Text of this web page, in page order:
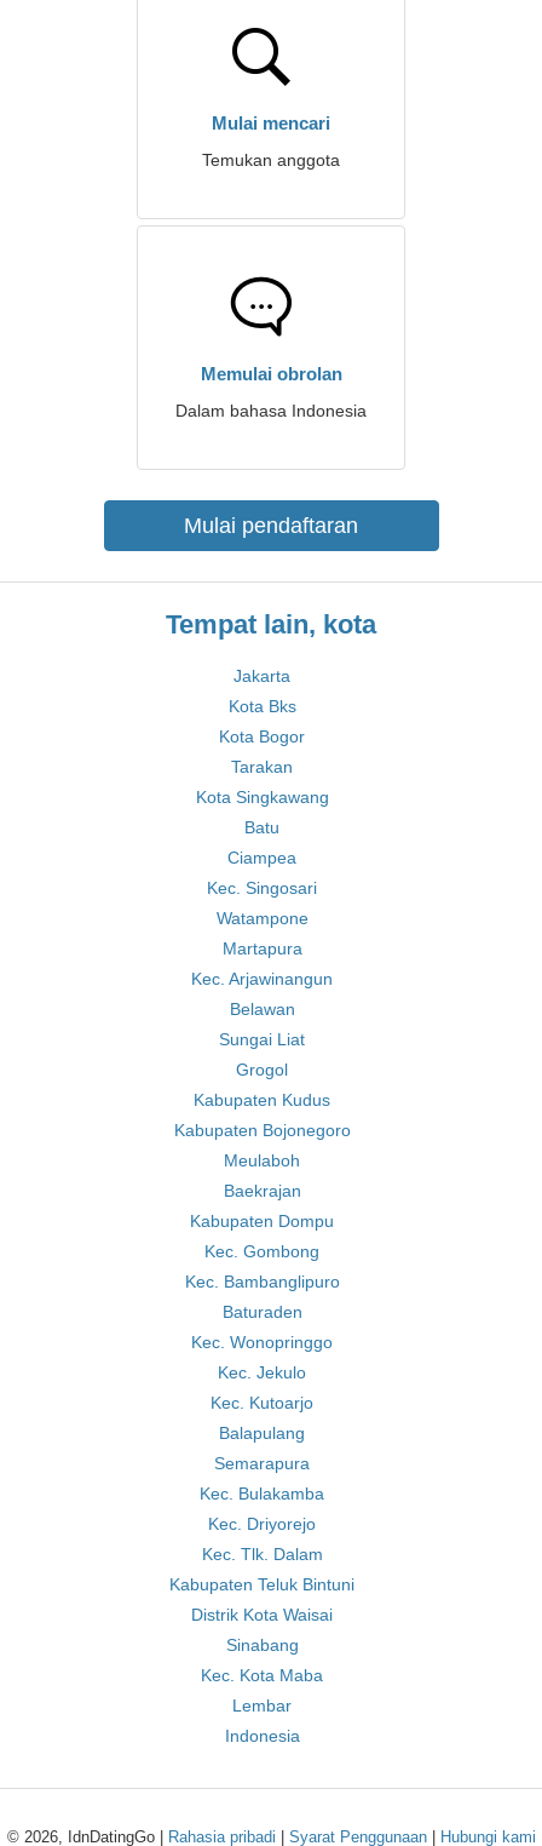
Mulai mencari
Temukan anggota
Memulai obrolan
Dalam bahasa Indonesia
Mulai pendaftaran
Tempat lain, kota
Jakarta
Kota Bks
Kota Bogor
Tarakan
Kota Singkawang
Batu
Ciampea
Kec. Singosari
Watampone
Martapura
Kec. Arjawinangun
Belawan
Sungai Liat
Grogol
Kabupaten Kudus
Kabupaten Bojonegoro
Meulaboh
Baekrajan
Kabupaten Dompu
Kec. Gombong
Kec. Bambanglipuro
Baturaden
Kec. Wonopringgo
Kec. Jekulo
Kec. Kutoarjo
Balapulang
Semarapura
Kec. Bulakamba
Kec. Driyorejo
Kec. Tlk. Dalam
Kabupaten Teluk Bintuni
Distrik Kota Waisai
Sinabang
Kec. Kota Maba
Lembar
Indonesia
© 2026, IdnDatingGo | Rahasia pribadi Syarat Penggunaan| Hubungi kami